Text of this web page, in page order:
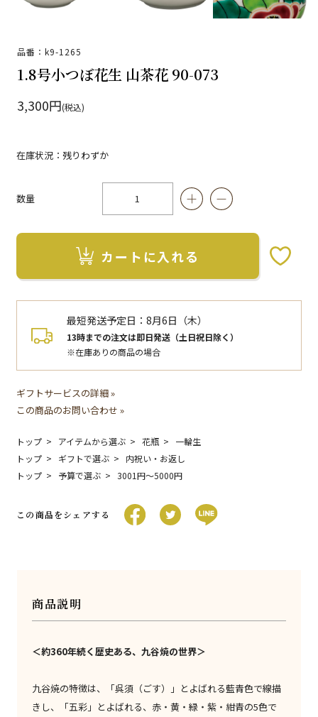
品番：k9-1265
1.8号小つぼ花生 山茶花 90-073
3,300円(税込)
在庫状況：残りわずか
数量
カートに入れる
最短発送予定日：8月6日（木）
13時までの注文は即日発送（土日祝日除く）
※在庫ありの商品の場合
ギフトサービスの詳細 »
この商品のお問い合わせ »
トップ アイテムから選ぶ 花瓶
一輪生
トップ
ギフトで選ぶ
内祝い・お返し
トップ
予算で選ぶ 3001円〜5000円
この商品をシェアする
商品説明
＜約360年続く歴史ある、九谷焼の世界＞
九谷焼の特徴は、「呉須（ごす）」とよばれる藍青色で線描
きし、「五彩」とよばれる、赤・黄・緑・紫・紺青の5色で